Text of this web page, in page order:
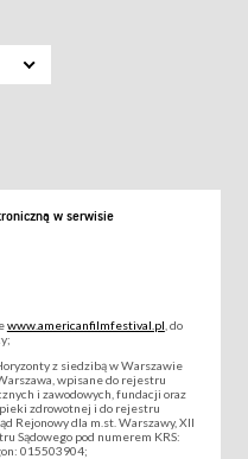
w serwisie
www.americanfilmfestival.pl , do
z siedzibą w Warszawie
wpisane do rejestru
i zawodowych, fundacji oraz
zdrowotnej i do rejestru
Rejonowy dla m.st. Warszawy, XII
Sądowego pod numerem KRS:
015503904;